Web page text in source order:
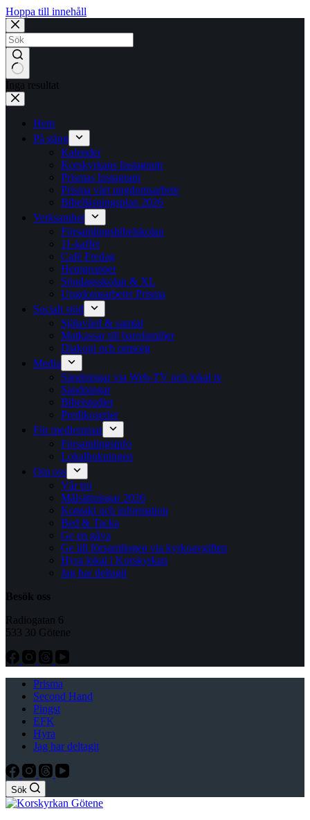
Hoppa till innehåll
Inga resultat
Hem
På gång
Kalender
Korskyrkans Instagram
Prismas Instagram
Prisma vårt ungdomsarbete
Bibelläsningsplan 2026
Verksamhet
Församlingsbibelskolan
11-kaffet
Café Fredag
Hemgrupper
Söndagsskolan & XL
Ungdomsarbetet Prisma
Socialt stöd
Själavård & samtal
Matkassar till barnfamiljer
Diakoni och omsorg
Media
Sändningar via Web-TV och lokal tv
Sändningar
Bibelstudier
Predikoserier
För medlemmar
Församlingsinfo
Lokalbokningen
Om oss
Vår tro
Målsättningar 2026
Kontakt och information
Bed & Tacka
Ge en gåva
Ge till församlingen via kyrkoavgiften
Hyra lokal i Korskyrkan
Jag har deltagit
Besök oss
Radiogatan 6
533 30 Götene
Prisma
Second Hand
Pingst
EFK
Hyra
Jag har deltagit
Sök